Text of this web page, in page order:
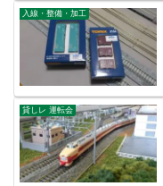
入線・整備・加工
貸しレ 運転会